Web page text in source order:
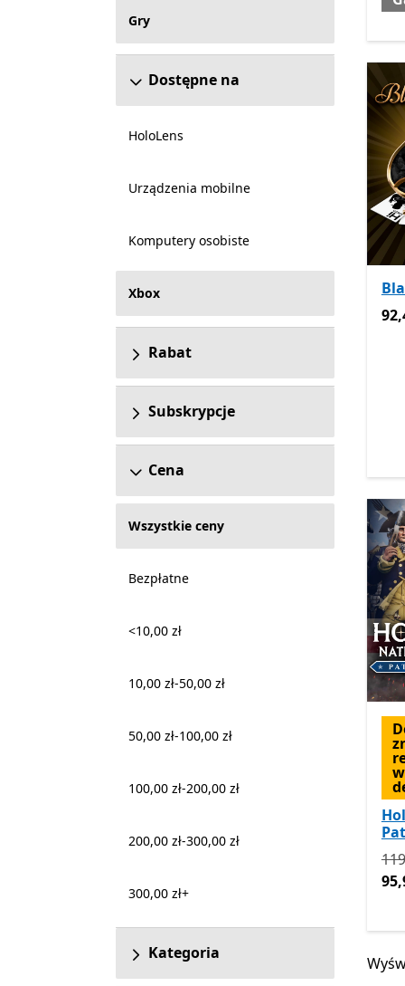
Gry
Dostępne na
HoloLens
Urządzenia mobilne
Komputery osobiste
Xbox
Rabat
Subskrypcje
Cena
Wszystkie ceny
Bezpłatne
<10,00 zł
10,00 zł-50,00 zł
50,00 zł-100,00 zł
100,00 zł-200,00 zł
200,00 zł-300,00 zł
300,00 zł+
Kategoria